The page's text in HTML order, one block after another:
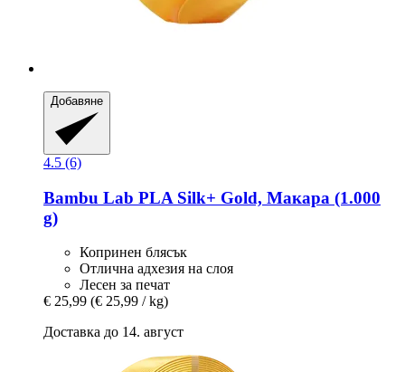
Добавяне
4.5 (6)
Bambu Lab PLA Silk+ Gold, Макара (1.000
g)
Копринен блясък
Отлична адхезия на слоя
Лесен за печат
€ 25,99 (€ 25,99 / kg)
Доставка до 14. август